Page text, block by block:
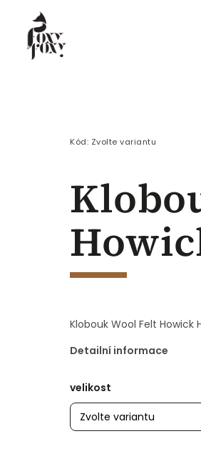
Pánské Děti
Kód: Zvolte variantu
Klobouk Wool Felt Howick
Detailní informace
velikost